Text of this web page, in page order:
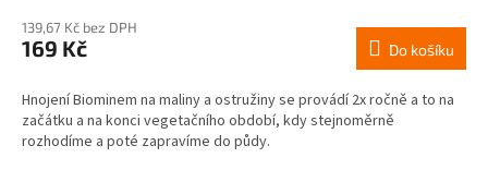
139,67 Kč bez DPH
169 Kč Do košíku
Hnojení Biominem na maliny a ostružiny se provádí 2x ročně a to na
začátku a na konci vegetačního období, kdy stejnoměrně
rozhodíme a poté zapravíme do půdy.